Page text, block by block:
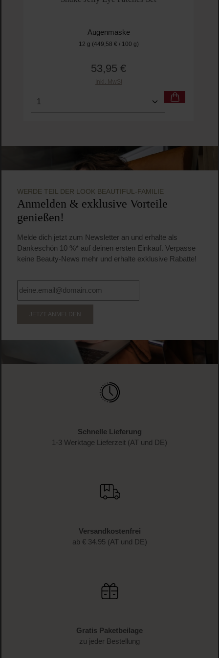
Augenmaske
12 g (449,58 € / 100 g)
Regulärer Preis:
53,95 €
Inkl. MwSt
Produkt Anzahl: Gib den gewünschten Wert
WERDE TEIL DER LOOK BEAUTIFUL-FAMILIE
Anmelden & exklusive Vorteile
genießen!
Melde dich jetzt zum Newsletter an und erhalte als
Dankeschön 10 %* auf deinen ersten Einkauf. Verpasse
keine Beauty-News mehr und erhalte exklusive Rabatte!
JETZT ANMELDEN
Schnelle Lieferung
1-3 Werktage Lieferzeit (AT und DE)
Versandkostenfrei
ab € 34.95 (AT und DE)
Gratis Paketbeilage
zu jeder Bestellung